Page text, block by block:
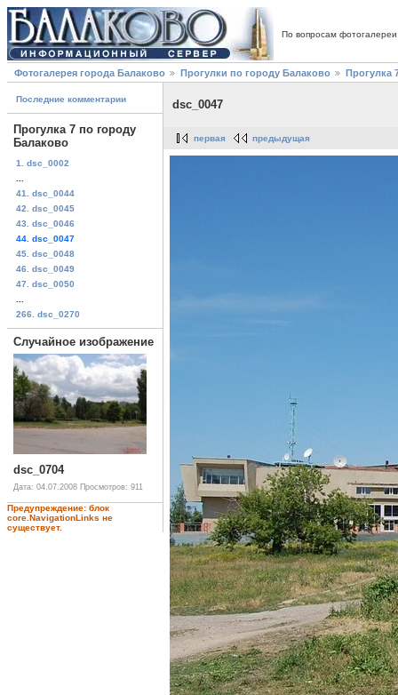
По вопросам
Фотогалерея города Балаково Прогулки по городу Балаково Прогулка
Последние комментарии
Прогулка 7 по городу
Балаково
1. dsc_0002
41. dsc_0044
42. dsc_0045
43. dsc_0046
44. dsc_0047
45. dsc_0048
46. dsc_0049
47. dsc_0050
266. dsc_0270
Случайное изображение
dsc_0704
Дата: 04.07.2008 Просмотров: 911
Предупреждение: блок
core.NavigationLinks не
существует.
dsc_0047
первая предыдущая